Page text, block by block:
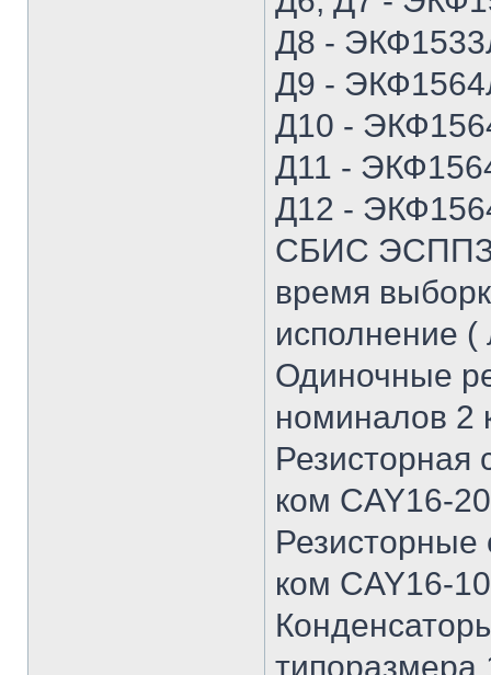
Д8 -
Д9 -
Д10 -
Д11 -
Д12 -
СБИС ЭСППЗУ
время
исполнение
Одиночные
номиналов 2
Резисторная
ком CAY16-
ком CAY16-
типоразмера